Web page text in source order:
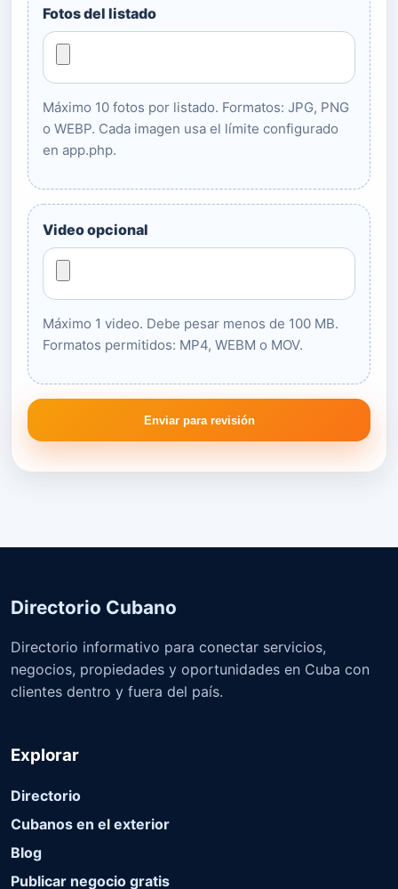
Fotos del listado
Máximo 10 fotos por listado. Formatos: JPG, PNG
o WEBP. Cada imagen usa el límite configurado
en app.php.
Video opcional
Máximo 1 video. Debe pesar menos de 100 MB.
Formatos permitidos: MP4, WEBM o MOV.
Enviar para revisión
Directorio Cubano
Directorio informativo para conectar servicios,
negocios, propiedades y oportunidades en Cuba con
clientes dentro y fuera del país.
Explorar
Directorio
Cubanos en el exterior
Blog
Publicar negocio gratis